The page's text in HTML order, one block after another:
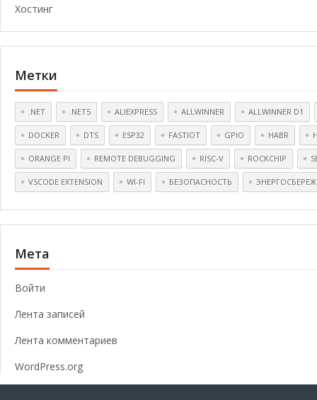
Хостинг
Метки
.NET .NET5 ALIEXPRESS ALLWINNER ALLWINNER D1
DOCKER DTS ESP32 FASTIOT GPIO HABR
ORANGE PI REMOTE DEBUGGING RISC-V ROCKCHIP
VSCODE EXTENSION WI-FI БЕЗОПАСНОСТЬ
Мета
Войти
Лента записей
Лента комментариев
WordPress.org